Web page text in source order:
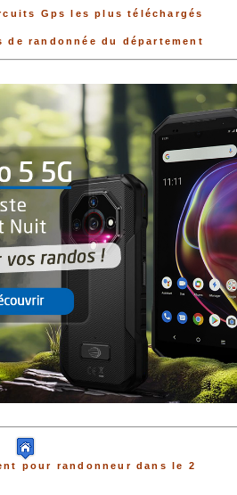
Gps les plus téléchargés
randonnée du département
pour randonneur dans le 2